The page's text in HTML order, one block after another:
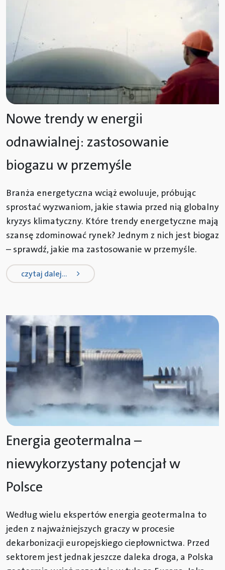
Nowe trendy w energii
odnawialnej: zastosowanie
biogazu w przemyśle
Branża energetyczna wciąż ewoluuje, próbując
sprostać wyzwaniom, jakie stawia przed nią globalny
kryzys klimatyczny. Które trendy energetyczne mają
szansę zdominować rynek? Jednym z nich jest biogaz
– sprawdź, jakie ma zastosowanie w przemyśle.
czytaj dalej…from nowe trendy w energii
Energia geotermalna –
niewykorzystany potencjał w
Polsce
Według wielu ekspertów energia geotermalna to
jeden z najważniejszych graczy w procesie
dekarbonizacji europejskiego ciepłownictwa. Przed
sektorem jest jednak jeszcze daleka droga, a Polska